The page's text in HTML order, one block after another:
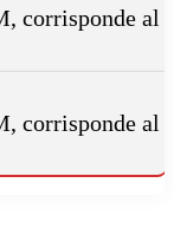
corrisponde al
corrisponde al